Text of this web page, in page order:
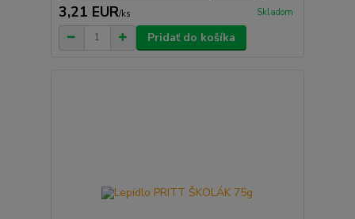
3,21 EUR/ks Skladom
Pridať do košíka